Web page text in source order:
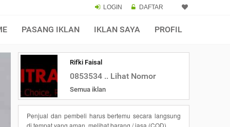
LOGIN DAFTAR
PASANG IKLAN IKLAN SAYA PROFIL
Rifki Faisal
0853534 .. Lihat Nomor
Semua iklan
Penjual dan pembeli harus bertemu secara langsung
di tempat yang aman, melihat barang / jasa (COD)